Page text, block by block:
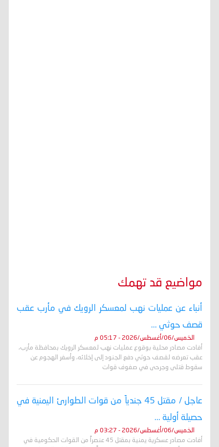
مواضيع قد تهمك
أنباء عن عمليات نهب لمعسكر الرويك في مأرب عقب
قصف حوثي ...
الخميس/06/أغسطس/2026 - 05:17 م
أفادت مصادر محلية بوقوع عمليات نهب لمعسكر الرويك بمحافظة مأرب،
عقب تعرضه لقصف حوثي دفع الجنود إلى إخلائه، وأسفر الهجوم عن
سقوط قتلى وجرحى في صفوف قوات
عاجل / مقتل 45 جندياً من قوات الطوارئ اليمنية في
حصيلة أولية ...
الخميس/06/أغسطس/2026 - 03:27 م
أفادت مصادر عسكرية يمنية بمقتل 45 عنصراً من القوات الحكومية في